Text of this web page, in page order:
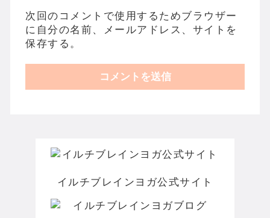
イルチブレインヨガ公式サイト
次回のコメントで使用するためブラウザー
に自分の名前、メールアドレス、サイトを
保存する。